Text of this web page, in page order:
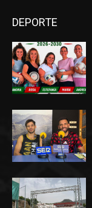
DEPORTE